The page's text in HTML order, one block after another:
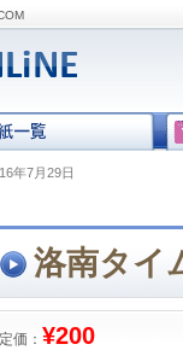
年7月29日
洛南タイ
定価： ¥200